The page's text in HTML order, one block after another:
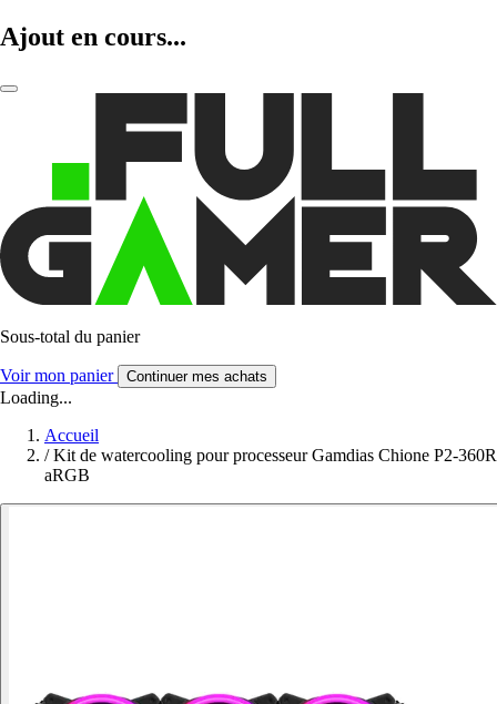
Ajout en cours...
Sous-total du panier
Voir mon panier Continuer mes achats
Loading...
Accueil
/ Kit de watercooling pour processeur Gamdias Chione P2-360R
aRGB